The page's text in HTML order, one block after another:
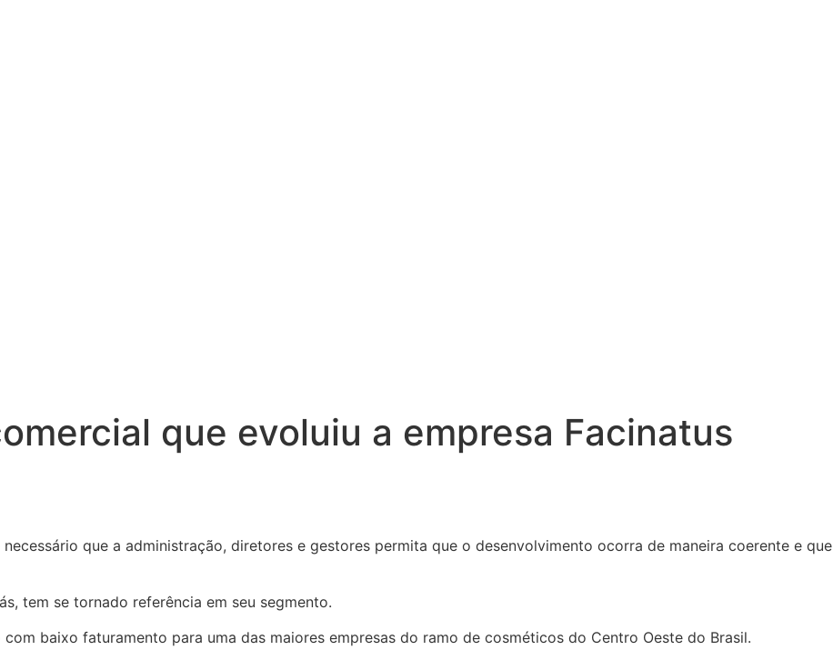
que evoluiu a empresa Facinatus
que a administração, diretores e gestores permita que o desenvolvimento ocorra de maneira coerente e que
tem se tornado referência em seu segmento.
baixo faturamento para uma das maiores empresas do ramo de cosméticos do Centro Oeste do Brasil.